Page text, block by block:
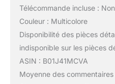
Télécommande incluse : Non
Couleur : Multicolore
Disponibilité des pièces
indisponible sur les pièces
ASIN : B01J41MCVA
Moyenne des